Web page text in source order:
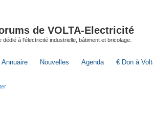
de VOLTA-Electricité
dédié à l'électricité industrielle, bâtiment et bricolage.
Annuaire Nouvelles Agenda € Don à